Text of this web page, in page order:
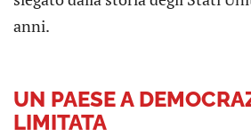
anni.
UN PAESE A
LIMITATA